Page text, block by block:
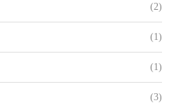
(2)
(1)
(1)
(3)